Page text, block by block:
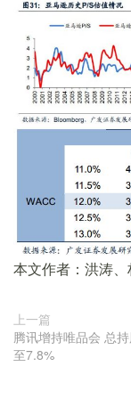
本文作者：洪涛、
上一篇
腾讯增持唯品会 总
至7.8%